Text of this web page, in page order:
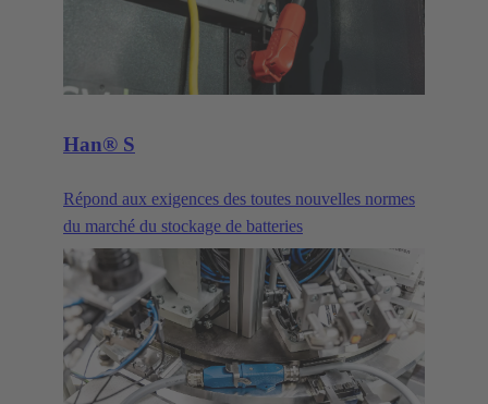
Han® S
Répond aux exigences des toutes nouvelles normes
du marché du stockage de batteries